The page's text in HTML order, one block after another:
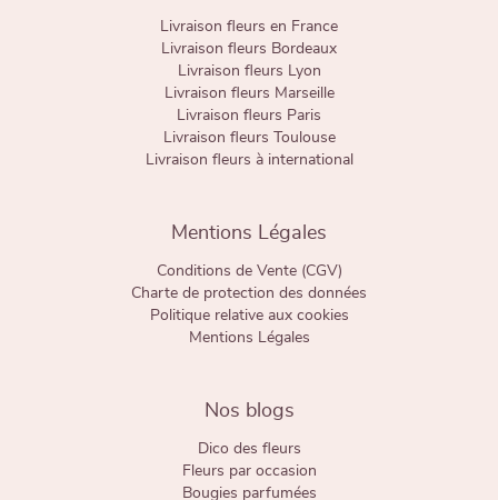
Livraison fleurs en France
Livraison fleurs Bordeaux
Livraison fleurs Lyon
Livraison fleurs Marseille
Livraison fleurs Paris
Livraison fleurs Toulouse
Livraison fleurs à international
Mentions Légales
Conditions de Vente (CGV)
Charte de protection des données
Politique relative aux cookies
Mentions Légales
Nos blogs
Dico des fleurs
Fleurs par occasion
Bougies parfumées